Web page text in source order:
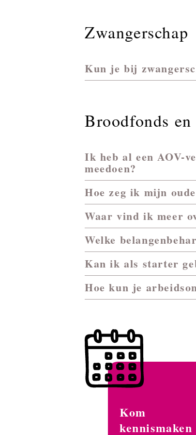
Zwangerschap
Kun je bij
Broodfonds
Ik heb al een AOV-
meedoen?
Hoe zeg ik mijn
Waar vind ik meer
Welke
Kan ik als starter
Hoe kun je
Kom
kennismaken